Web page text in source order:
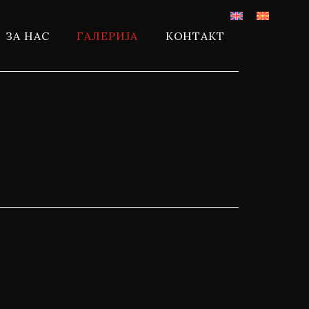
ЗА НАС ГАЛЕРИЈА КОНТАКТ